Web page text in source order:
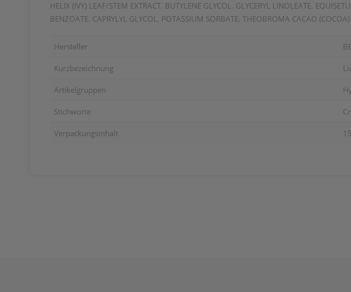
HELIX (IVY) LEAF/STEM EXTRACT. BUTYLENE GLYCOL. GLYCERYL LINOLEATE.
BENZOATE. CAPRYLYL GLYCOL. POTASSIUM SORBATE. THEOBROMA CACAO
Hersteller
Kurzbezeichnung
Artikelgruppen
Stichworte
Verpackungsinhalt